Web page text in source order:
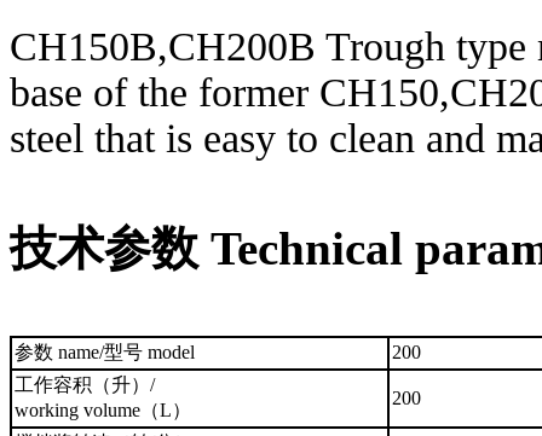
CH150B,CH200B Trough type
base of the former
steel that is easy to clean and
技术参数 Technical
参数 name/型号 model
200
工作容积（升）/
working volume（L）
200